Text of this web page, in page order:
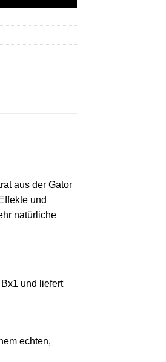
aus der Gator
und
natürliche
und liefert
echten,